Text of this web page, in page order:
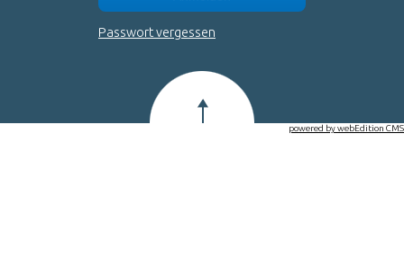
Passwort vergessen
powered by webEdition CMS